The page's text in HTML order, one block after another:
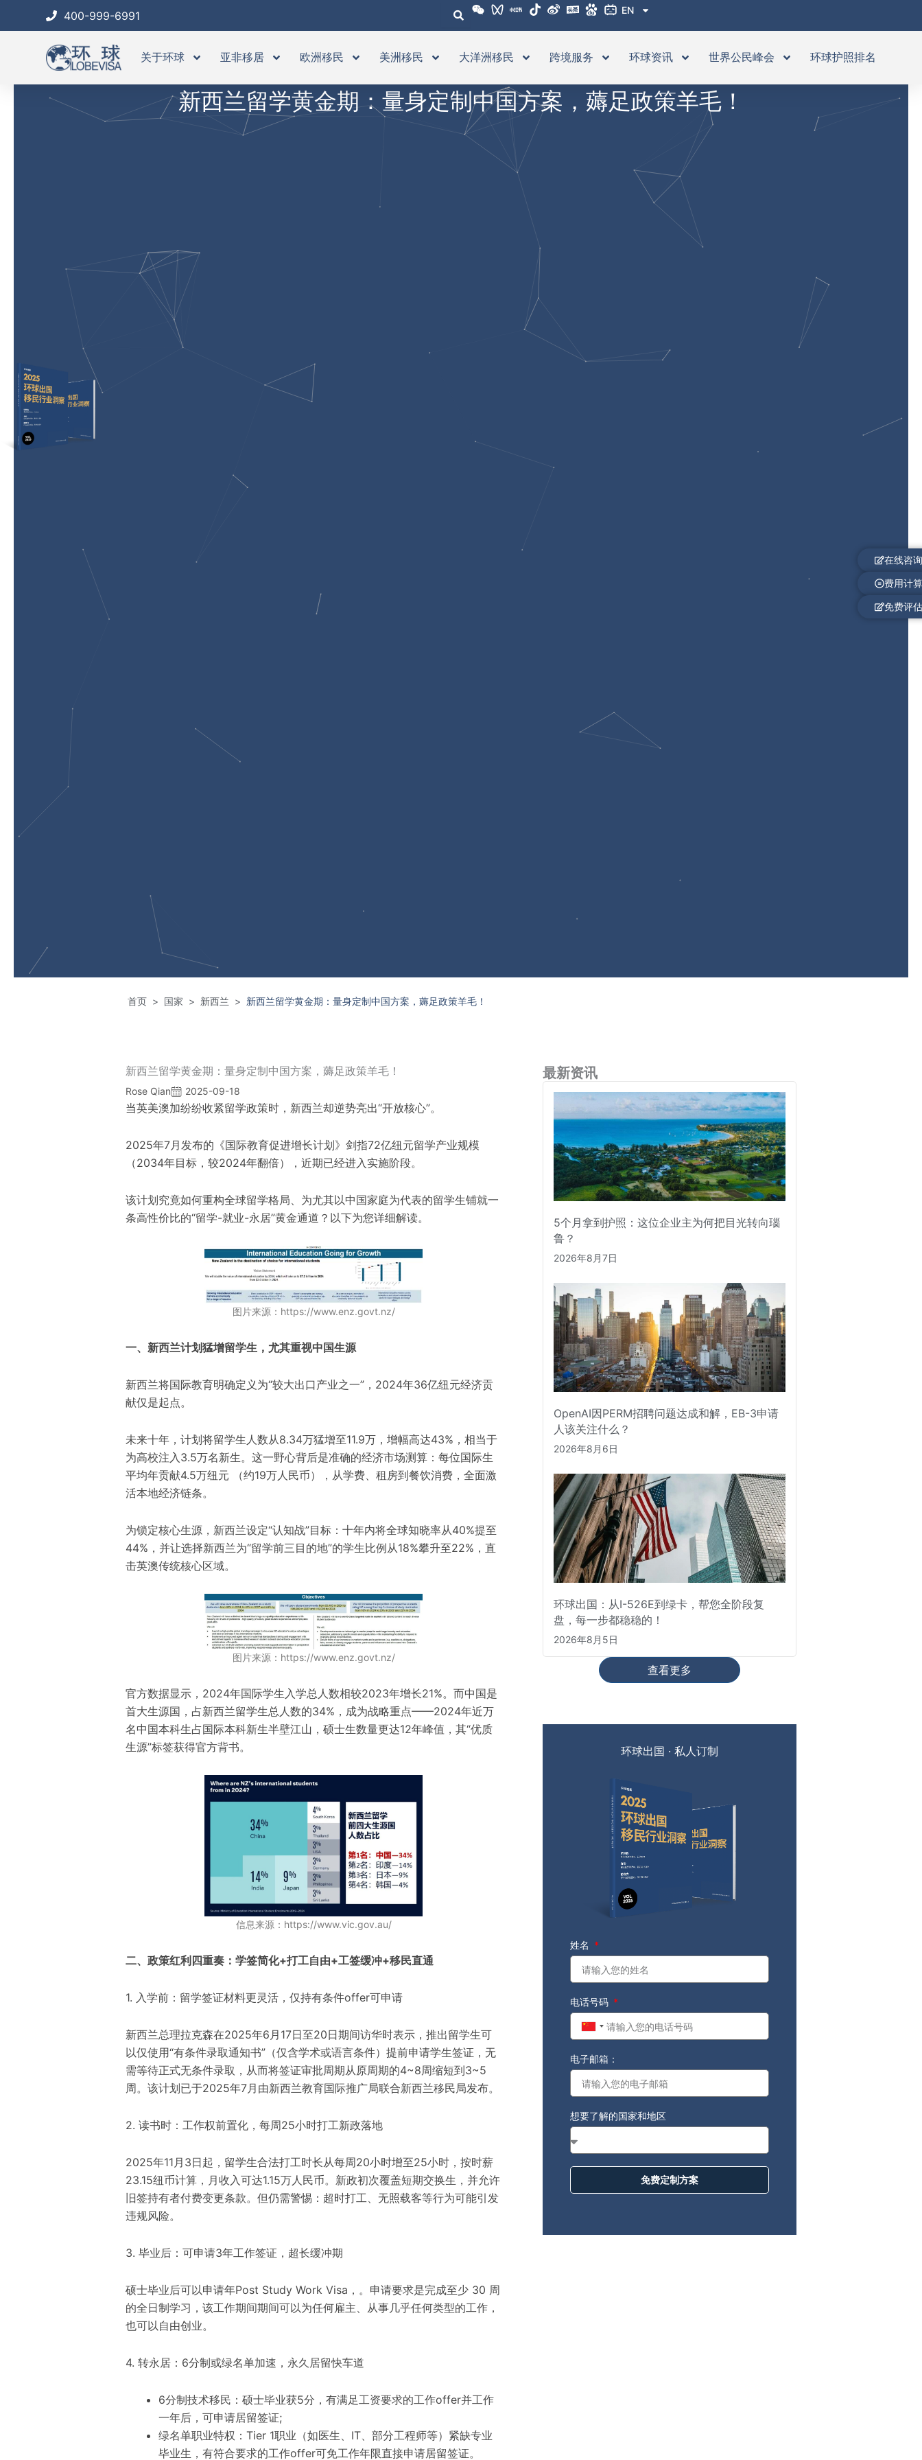
400-999-6991 EN
关于环球 亚非移居 欧洲移民 美洲移民 大洋洲移民 跨境服务 环球资讯 世界公民峰会 环球护照排名
新西兰留学黄金期：量身定制中国方案，薅足政策羊毛！
首页 > 国家 > 新西兰 > 新西兰留学黄金期：量身定制中国方案，薅足政策羊毛！
新西兰留学黄金期：量身定制中国方案，薅足政策羊毛！
Rose Qian 2025-09-18
当英美澳加纷纷收紧留学政策时，新西兰却逆势亮出“开放核心”。
2025年7月发布的《国际教育促进增长计划》剑指72亿纽元留学产业规模
（2034年目标，较2024年翻倍），近期已经进入实施阶段。
该计划究竟如何重构全球留学格局、为尤其以中国家庭为代表的留学生铺就一
条高性价比的“留学-就业-永居”黄金通道？以下为您详细解读。
图片来源：https://www.enz.govt.nz/
一、新西兰计划猛增留学生，尤其重视中国生源
新西兰将国际教育明确定义为“较大出口产业之一”，2024年36亿纽元经济贡
献仅是起点。
未来十年，计划将留学生人数从8.34万猛增至11.9万，增幅高达43%，相当于
为高校注入3.5万名新生。这一野心背后是准确的经济市场测算：每位国际生
平均年贡献4.5万纽元 （约19万人民币），从学费、租房到餐饮消费，全面激
活本地经济链条。
为锁定核心生源，新西兰设定“认知战”目标：十年内将全球知晓率从40%提至
44%，并让选择新西兰为“留学前三目的地”的学生比例从18%攀升至22%，直
击英澳传统核心区域。
图片来源：https://www.enz.govt.nz/
官方数据显示，2024年国际学生入学总人数相较2023年增长21%。而中国是
首大生源国，占新西兰留学生总人数的34%，成为战略重点——2024年近万
名中国本科生占国际本科新生半壁江山，硕士生数量更达12年峰值，其“优质
生源”标签获得官方背书。
信息来源：https://www.vic.gov.au/
二、政策红利四重奏：学签简化+打工自由+工签缓冲+移民直通
1. 入学前：留学签证材料更灵活，仅持有条件offer可申请
新西兰总理拉克森在2025年6月17日至20日期间访华时表示，推出留学生可
以仅使用“有条件录取通知书”（仅含学术或语言条件）提前申请学生签证，无
需等待正式无条件录取，从而将签证审批周期从原周期的4~8周缩短到3~5
周。该计划已于2025年7月由新西兰教育国际推广局联合新西兰移民局发布。
2. 读书时：工作权前置化，每周25小时打工新政落地
2025年11月3日起，留学生合法打工时长从每周20小时增至25小时，按时薪
23.15纽币计算，月收入可达1.15万人民币。新政初次覆盖短期交换生，并允许
旧签持有者付费变更条款。但仍需警惕：超时打工、无照载客等行为可能引发
违规风险。
3. 毕业后：可申请3年工作签证，超长缓冲期
硕士毕业后可以申请年Post Study Work Visa，。申请要求是完成至少 30 周
的全日制学习，该工作期间期间可以为任何雇主、从事几乎任何类型的工作，
也可以自由创业。
4. 转永居：6分制或绿名单加速，永久居留快车道
6分制技术移民：硕士毕业获5分，有满足工资要求的工作offer并工作
一年后，可申请居留签证;
绿名单职业特权：Tier 1职业（如医生、IT、部分工程师等）紧缺专业
毕业生，有符合要求的工作offer可免工作年限直接申请居留签证。
最新资讯
5个月拿到护照：这位企业主为何把目光转向瑙
鲁？
2026年8月7日
OpenAI因PERM招聘问题达成和解，EB-3申请
人该关注什么？
2026年8月6日
环球出国：从I-526E到绿卡，帮您全阶段复
盘，每一步都稳稳的！
2026年8月5日
查看更多
环球出国 · 私人订制
姓名
电话号码
China
电子邮箱：
想要了解的国家和地区
免费定制方案
在线咨询
费用计算
免费评估